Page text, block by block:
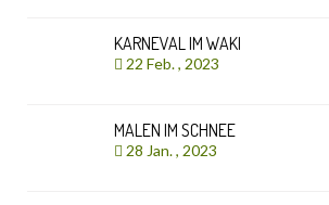
KARNEVAL IM WAKI
22 Feb. , 2023
MALEN IM SCHNEE
28 Jan. , 2023